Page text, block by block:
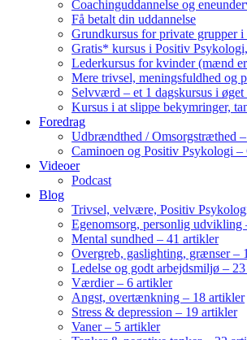
Coachinguddannelse og
Få betalt din uddannelse
Grundkursus for private grupper
Gratis* kursus i Positiv
Lederkursus for kvinder (mænd
Mere trivsel, meningsfuldhed og
Selvværd – et 1 dagskursus i
Kursus i at slippe bekymringer,
Foredrag
Udbrændthed / Omsorgstræthed
Caminoen og Positiv Psykologi
Videoer
Podcast
Blog
Trivsel, velvære, Positiv
Egenomsorg, personlig udvikling
Mental sundhed – 41 artikler
Overgreb, gaslighting, grænser –
Ledelse og godt arbejdsmiljø –
Værdier – 6 artikler
Angst, overtænkning – 18 artikler
Stress & depression – 19 artikler
Vaner – 5 artikler